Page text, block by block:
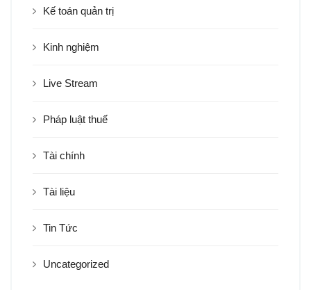
Kế toán quản trị
Kinh nghiệm
Live Stream
Pháp luật thuế
Tài chính
Tài liệu
Tin Tức
Uncategorized